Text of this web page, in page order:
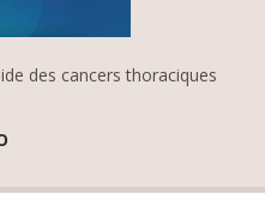
des cancers thoraciques